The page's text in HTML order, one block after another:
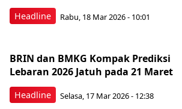
Headline Rabu, 18 Mar 2026 - 10:01
Headline
BRIN dan BMKG Kompak Prediksi
Lebaran 2026 Jatuh pada 21 Maret
Selasa, 17 Mar 2026 - 12:38